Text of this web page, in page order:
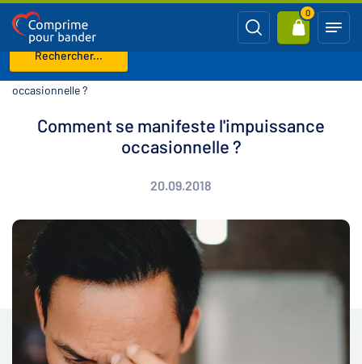
Rechercher...
0
Page d'accueil Blog
occasionnelle ?
Comment se manifeste l'impuissance
occasionnelle ?
20.09.2018